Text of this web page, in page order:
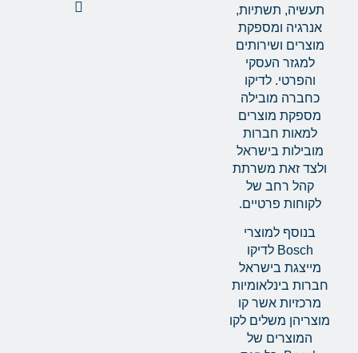
תעשיה, תשתיות,
אנרגיה ומספקת
מוצרים ושירותים
למגזר העסקי
והפרטי. לדיקו
כחברה מובילה
מספקת מוצרים
למאות חברות
מובילות בישראל
ולצד זאת משרתת
קהל רחב של
לקוחות פרטיים.
בנוסף למוצרי
Bosch לדיקו
מייצגת בישראל
חברות בינלאומיות
מרכזיות אשר קו
מוצריהן משלים לקו
המוצרים של